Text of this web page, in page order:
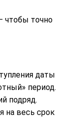
чтобы точно
даты
период.
подряд.
на весь срок